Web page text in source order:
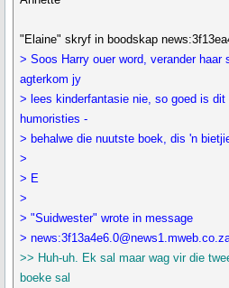
"Elaine" skryf in boodskap
> Soos Harry ouer word, verander
agterkom jy
> lees kinderfantasie nie, so goed is
humoristies -
> behalwe die nuutste boek, dis 'n
>
> E
>
> "Suidwester" wrote in message
>
>> Huh-uh. Ek sal maar wag vir die
boeke sal